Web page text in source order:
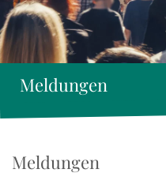
Meldungen
Meldungen